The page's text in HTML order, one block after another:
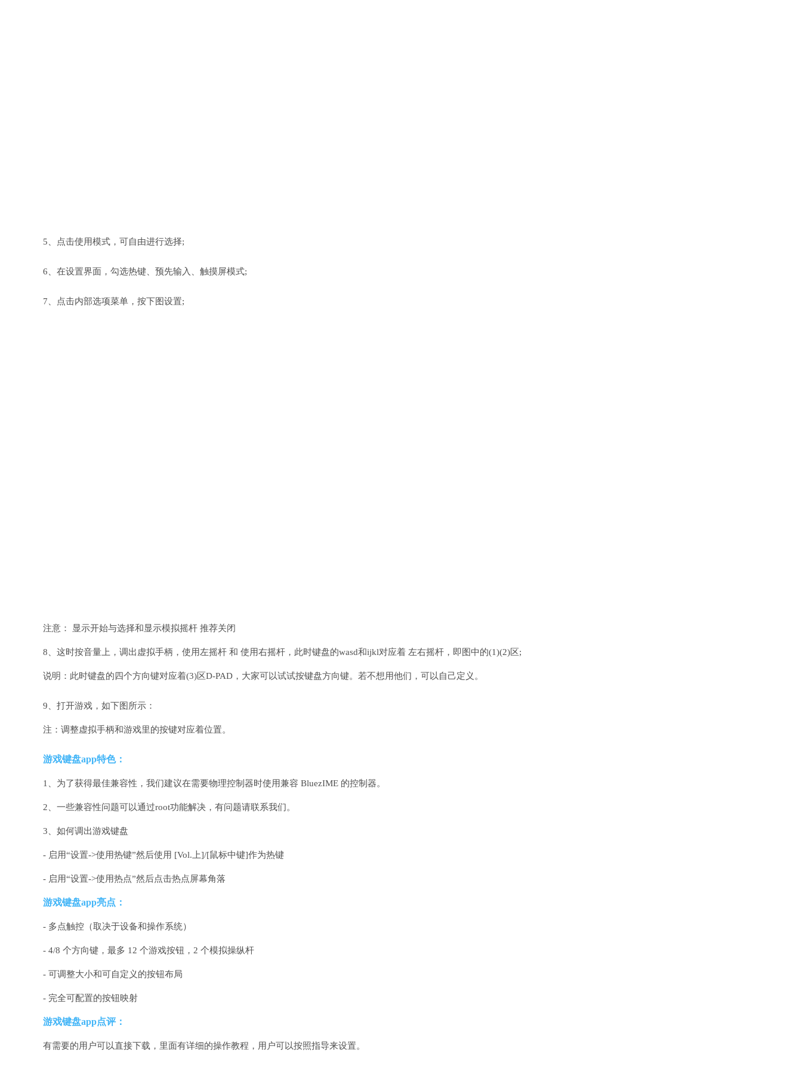
5、点击使用模式，可自由进行选择;
6、在设置界面，勾选热键、预先输入、触摸屏模式;
7、点击内部选项菜单，按下图设置;
注意： 显示开始与选择和显示模拟摇杆 推荐关闭
8、这时按音量上，调出虚拟手柄，使用左摇杆 和 使用右摇杆，此时键盘的wasd和ijkl对应着 左右摇杆，即图中的(1)(2)区;
说明：此时键盘的四个方向键对应着(3)区D-PAD，大家可以试试按键盘方向键。若不想用他们，可以自己定义。
9、打开游戏，如下图所示：
注：调整虚拟手柄和游戏里的按键对应着位置。
游戏键盘app特色：
1、为了获得最佳兼容性，我们建议在需要物理控制器时使用兼容 BluezIME 的控制器。
2、一些兼容性问题可以通过root功能解决，有问题请联系我们。
3、如何调出游戏键盘
- 启用“设置->使用热键”然后使用 [Vol.上]/[鼠标中键]作为热键
- 启用“设置->使用热点”然后点击热点屏幕角落
游戏键盘app亮点：
- 多点触控（取决于设备和操作系统）
- 4/8 个方向键，最多 12 个游戏按钮，2 个模拟操纵杆
- 可调整大小和可自定义的按钮布局
- 完全可配置的按钮映射
游戏键盘app点评：
有需要的用户可以直接下载，里面有详细的操作教程，用户可以按照指导来设置。